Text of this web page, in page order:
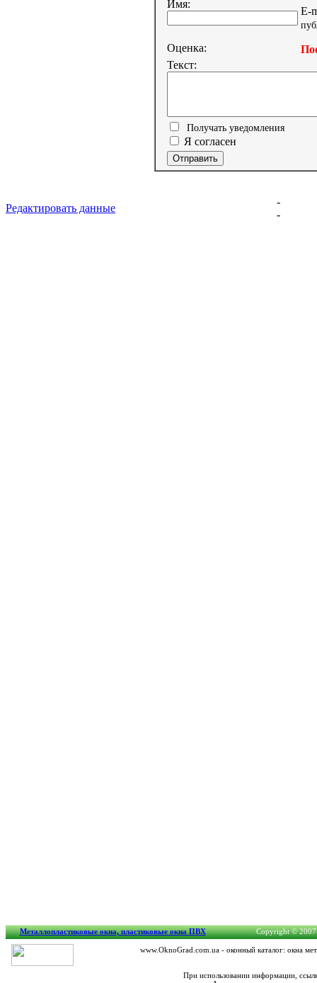
Имя:
E-
Оценка:
Текст:
Получать уведомления
Я согласен
Редактировать данные
-
-
Металлопластиковые окна, пластиковые окна ПВХ Copyright ©
www.OknoGrad.com.ua - оконный каталог: окна
При использовании информации,